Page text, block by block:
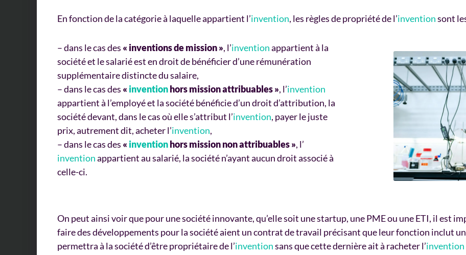
En fonction de la catégorie à laquelle appartient l’invention, les règles de propriété de l’inventionsont
– dans le cas des « inventions de mission », l’inventionappartient à la
société et le salarié est en droit de bénéficier d’une rémunération
supplémentaire distincte du salaire,
– dans le cas des « inventionhors mission attribuables », l’invention
appartient à l’employé et la société bénéficie d’un droit d’attribution, la
société devant, dans le cas où elle s’attribut l’invention, payer le juste
prix, autrement dit, acheter l’invention,
– dans le cas des « inventionhors mission non attribuables », l’
inventionappartient au salarié, la société n’ayant aucun droit associé à
celle-ci.
On peut ainsi voir que pour une société innovante, qu’elle soit une startup, une PME ou une ETI, il est
faire des développements pour la société aient un contrat de travail précisant que leur fonction inclut
permettra à la société d’être propriétaire de l’inventionsans que cette dernière ait à racheter l’invention